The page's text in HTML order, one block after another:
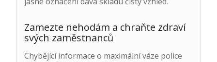
Zamezte nehodám a chraňte zdraví
svých zaměstnanců
Chybějící informace o maximální váze police